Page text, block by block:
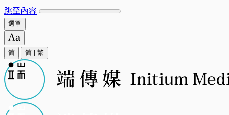
跳至內容
選單
简 简 繁